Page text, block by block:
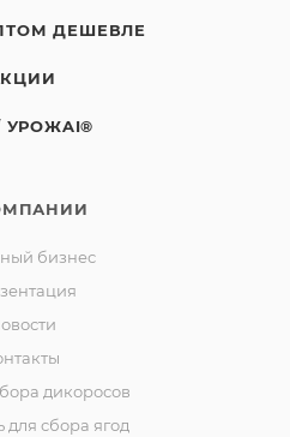
ДЕШЕВЛЕ
УРОЖAI®
бизнес
дикоросов
для сбора ягод